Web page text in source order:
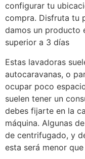
configurar tu
compra. Disfruta tu
damos un producto
superior a 3 días
Estas lavadoras
autocaravanas, o
ocupar poco
suelen tener un
debes fijarte en la
máquina. Algunas
de centrifugado, y
esta será menor